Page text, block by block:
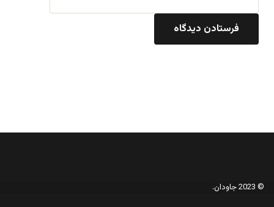
© 2023 جاودان.